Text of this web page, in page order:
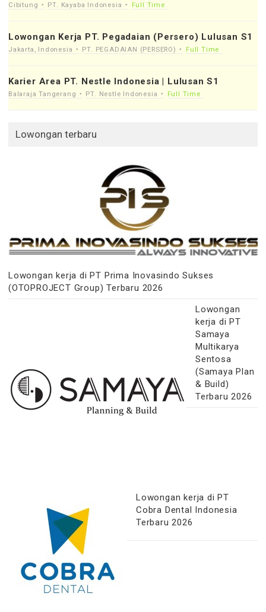
Cibitung PT. Kayaba Indonesia Full Time
Lowongan Kerja PT. Pegadaian (Persero) Lulusan S1
Jakarta, Indonesia PT. PEGADAIAN (PERSERO) Full Time
Karier Area PT. Nestle Indonesia | Lulusan S1
Balaraja Tangerang PT. Nestle Indonesia Full Time
Lowongan terbaru
Lowongan kerja di PT Prima Inovasindo Sukses
(OTOPROJECT Group) Terbaru 2026
Lowongan
kerja di PT
Samaya
Multikarya
Sentosa
(Samaya Plan
& Build)
Terbaru 2026
Lowongan kerja di PT
Cobra Dental Indonesia
Terbaru 2026